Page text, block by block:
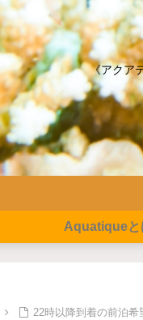
《アクア
Aquatiqueと
22時以降到着の前泊希